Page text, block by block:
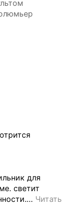
для
светит
… Читать